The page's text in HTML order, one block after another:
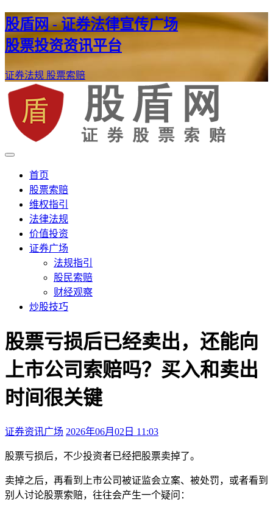
股盾网 - 证券法律宣传广场
股票投资资讯平台
证券法规 股票索赔
股盾网
证券股票维权网
首页
股票索赔
维权指引
法律法规
价值投资
证券广场
法规指引
股民索赔
财经观察
炒股技巧
股票亏损后已经卖出，还能向
上市公司索赔吗？买入和卖出
时间很关键
证券资讯广场 2026年06月02日 11:03
股票亏损后，不少投资者已经把股票卖掉了。
卖掉之后，再看到上市公司被证监会立案、被处罚，或者看到
别人讨论股票索赔，往往会产生一个疑问：